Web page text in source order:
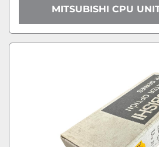
MITSUBISHI CPU